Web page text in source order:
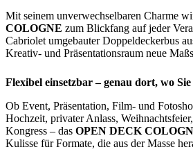
Mit seinem unverwechselbaren Charme
COLOGNE zum Blickfang auf jeder
Cabriolet umgebauter Doppeldeckerbus
Kreativ- und Präsentationsraum neue
Flexibel einsetzbar – genau dort, wo
Ob Event, Präsentation, Film- und
Hochzeit, privater Anlass,
Kongress – das OPEN DECK
Kulisse für Formate, die aus der Masse